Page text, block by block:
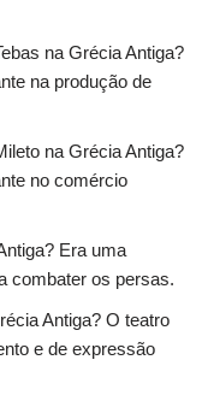
na Grécia Antiga?
na produção de
na Grécia Antiga?
no comércio
Era uma
combater os persas.
Antiga? O teatro
e de expressão